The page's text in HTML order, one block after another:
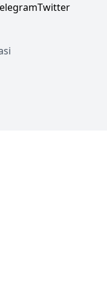
Twitter